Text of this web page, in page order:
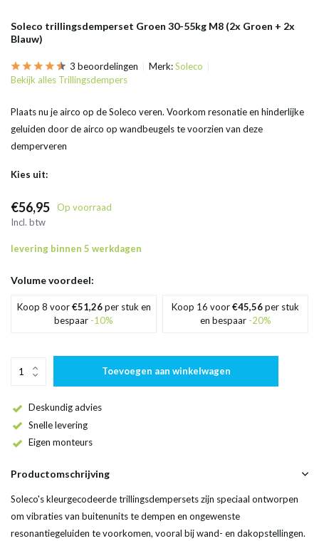
Soleco trillingsdemperset Groen 30-55kg M8 (2x Groen + 2x
Blauw)
3 beoordelingen Merk:Soleco
Bekijk alles Trillingsdempers
Plaats nu je airco op de Soleco veren. Voorkom resonatie en hinderlijke
geluiden door de airco op wandbeugels te voorzien van deze
demperveren
Kies uit:
€56,95
Op voorraad
Incl. btw
levering binnen 5 werkdagen
Volume voordeel:
Koop 8 voor€51,26per stuk en
bespaar -10%
Koop 16 voor€45,56per stuk
en bespaar -20%
Toevoegen aan winkelwagen
Deskundig advies
Snelle levering
Eigen monteurs
Productomschrijving
Soleco's kleurgecodeerde trillingsdempersets zijn speciaal ontworpen
om vibraties van buitenunits te dempen en ongewenste
resonantiegeluiden te voorkomen, vooral bij wand- en dakopstellingen.